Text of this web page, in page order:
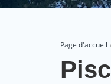
Page d'accueil